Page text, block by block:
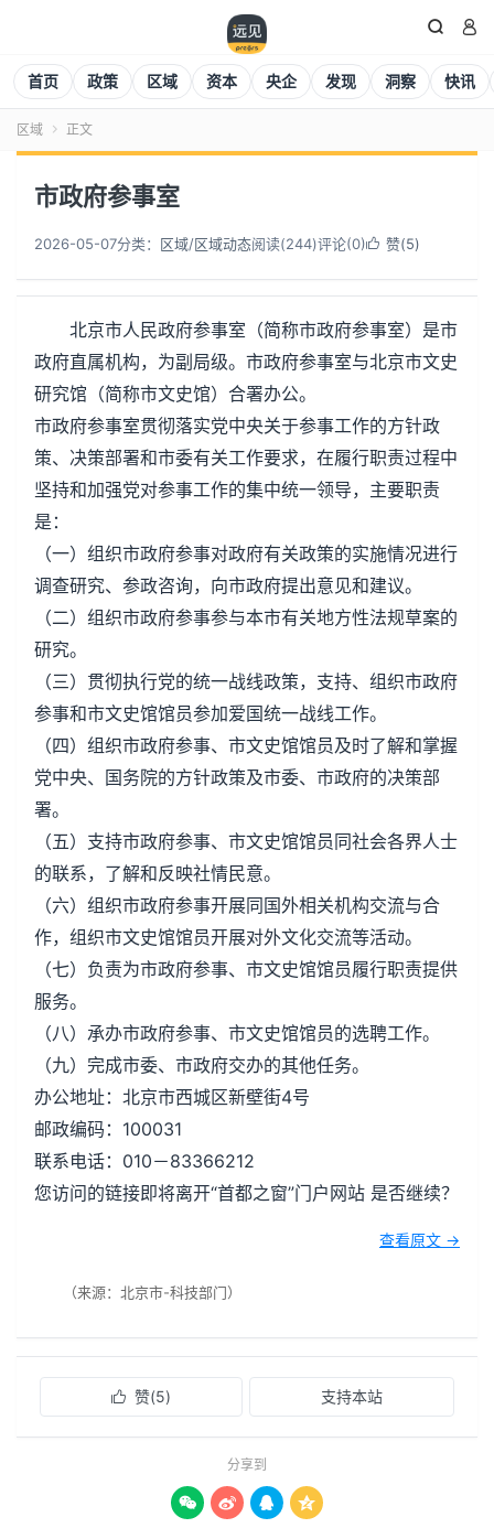
 
首页 政策 区域 资本 央企 发现 洞察 快讯
区域  正文
市政府参事室
2026-05-07分类： 区域/区域动态阅读(245)评论(0) 赞(5)
北京市人民政府参事室（简称市政府参事室）是市
政府直属机构，为副局级。市政府参事室与北京市文史
研究馆（简称市文史馆）合署办公。
市政府参事室贯彻落实党中央关于参事工作的方针政
策、决策部署和市委有关工作要求，在履行职责过程中
坚持和加强党对参事工作的集中统一领导，主要职责
是：
（一）组织市政府参事对政府有关政策的实施情况进行
调查研究、参政咨询，向市政府提出意见和建议。
（二）组织市政府参事参与本市有关地方性法规草案的
研究。
（三）贯彻执行党的统一战线政策，支持、组织市政府
参事和市文史馆馆员参加爱国统一战线工作。
（四）组织市政府参事、市文史馆馆员及时了解和掌握
党中央、国务院的方针政策及市委、市政府的决策部
署。
（五）支持市政府参事、市文史馆馆员同社会各界人士
的联系，了解和反映社情民意。
（六）组织市政府参事开展同国外相关机构交流与合
作，组织市文史馆馆员开展对外文化交流等活动。
（七）负责为市政府参事、市文史馆馆员履行职责提供
服务。
（八）承办市政府参事、市文史馆馆员的选聘工作。
（九）完成市委、市政府交办的其他任务。
办公地址：北京市西城区新壁街4号
邮政编码：100031
联系电话：010－83366212
您访问的链接即将离开“首都之窗”门户网站 是否继续？
查看原文 →
（来源：北京市-科技部门）
 赞(5) 支持本站
分享到
   